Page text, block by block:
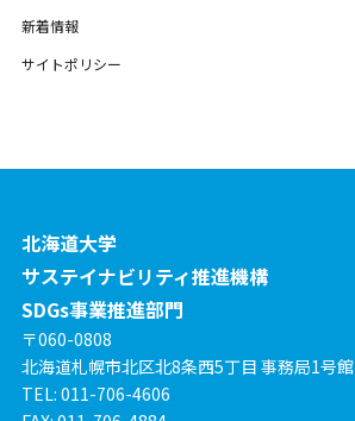
新着情報
サイトポリシー
北海道大学
サステイナビリティ推進機構
SDGs事業推進部門
〒060-0808
北海道札幌市北区北8条西5丁目 事務局1号館
TEL: 011-706-4606